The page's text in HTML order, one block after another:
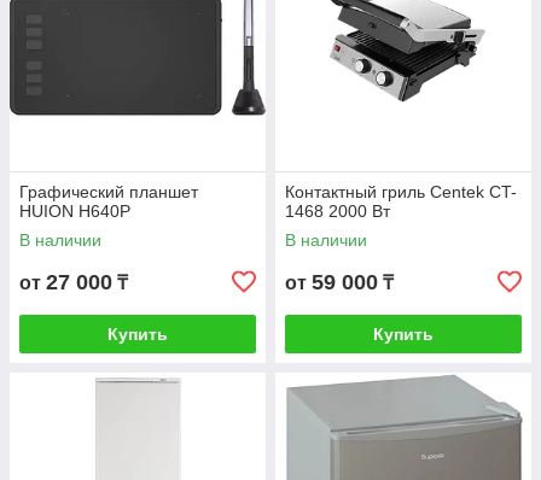
Графический планшет
HUION H640P
В наличии
от 27 000 ₸
Купить
Контактный гриль Centek CT-
1468 2000 Вт
В наличии
от 59 000 ₸
Купить